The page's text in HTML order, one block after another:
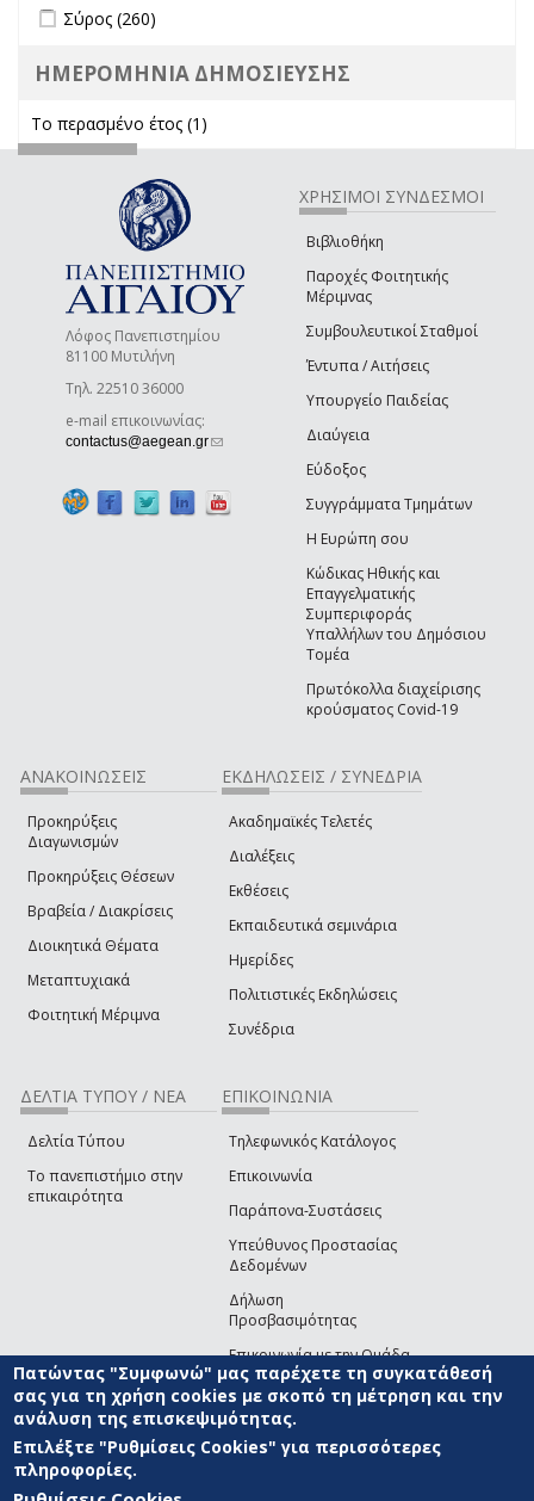
Apply Σύρος filter
Σύρος (260)
ΗΜΕΡΟΜΗΝΙΑ ΔΗΜΟΣΙΕΥΣΗΣ
Το περασμένο έτος (1)
Λόφος Πανεπιστημίου
81100 Μυτιλήνη
Τηλ. 22510 36000
e-mail επικοινωνίας:
contactus@aegean.gr(link sends e-mail)
ΧΡΗΣΙΜΟΙ ΣΥΝΔΕΣΜΟΙ
Βιβλιοθήκη
Παροχές Φοιτητικής
Μέριμνας
Συμβουλευτικοί Σταθμοί
Έντυπα / Αιτήσεις
Υπουργείο Παιδείας
Διαύγεια
Εύδοξος
Συγγράμματα Τμημάτων
Η Ευρώπη σου
Κώδικας Ηθικής και
Επαγγελματικής
Συμπεριφοράς
Υπαλλήλων του Δημόσιου
Τομέα
Πρωτόκολλα διαχείρισης
κρούσματος Covid-19
ΑΝΑΚΟΙΝΩΣΕΙΣ
Προκηρύξεις
Διαγωνισμών
Προκηρύξεις Θέσεων
Βραβεία / Διακρίσεις
Διοικητικά Θέματα
Μεταπτυχιακά
Φοιτητική Μέριμνα
ΕΚΔΗΛΩΣΕΙΣ / ΣΥΝΕΔΡΙΑ
Ακαδημαϊκές Τελετές
Διαλέξεις
Εκθέσεις
Εκπαιδευτικά σεμινάρια
Ημερίδες
Πολιτιστικές Εκδηλώσεις
Συνέδρια
ΔΕΛΤΙΑ ΤΥΠΟΥ / ΝΕΑ
Δελτία Τύπου
Το πανεπιστήμιο στην
επικαιρότητα
ΕΠΙΚΟΙΝΩΝΙΑ
Τηλεφωνικός Κατάλογος
Επικοινωνία
Παράπονα-Συστάσεις
Υπεύθυνος Προστασίας
Δεδομένων
Δήλωση
Προσβασιμότητας
Επικοινωνία με την Ομάδα
Ανάπτυξης του site(link sends e-mail)
© ΠΑΝΕΠΙΣΤΗΜΙΟ ΑΙΓΑΙΟΥ ΟΡΟΙ ΧΡΗΣΗΣ
ΑΝΑΠΤΥΞΗΣ
Πατώντας "Συμφωνώ" μας παρέχετε τη συγκατάθεσή
σας για τη χρήση cookies με σκοπό τη μέτρηση και την
ανάλυση της επισκεψιμότητας.
Επιλέξτε "Ρυθμίσεις Cookies" για περισσότερες
πληροφορίες.